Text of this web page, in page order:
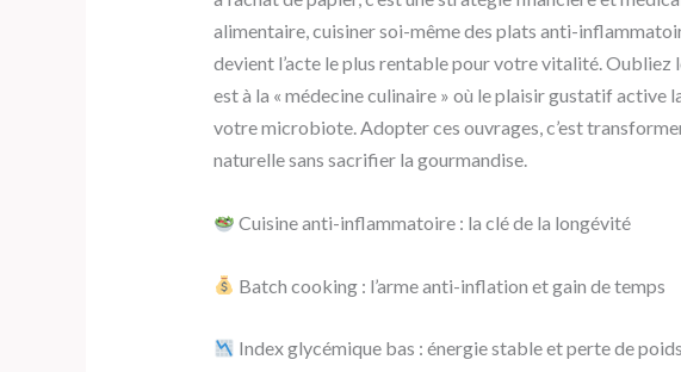
alimentaire, cuisiner soi-même des plats anti-
devient l’acte le plus rentable pour votre vitalité. Oubliez
est à la « médecine culinaire » où le plaisir gustatif active
votre microbiote. Adopter ces ouvrages, c’est
naturelle sans sacrifier la gourmandise.
Cuisine anti-inflammatoire : la clé de la longévité
Batch cooking : l’arme anti-inflation et gain de temps
Index glycémique bas : énergie stable et perte de